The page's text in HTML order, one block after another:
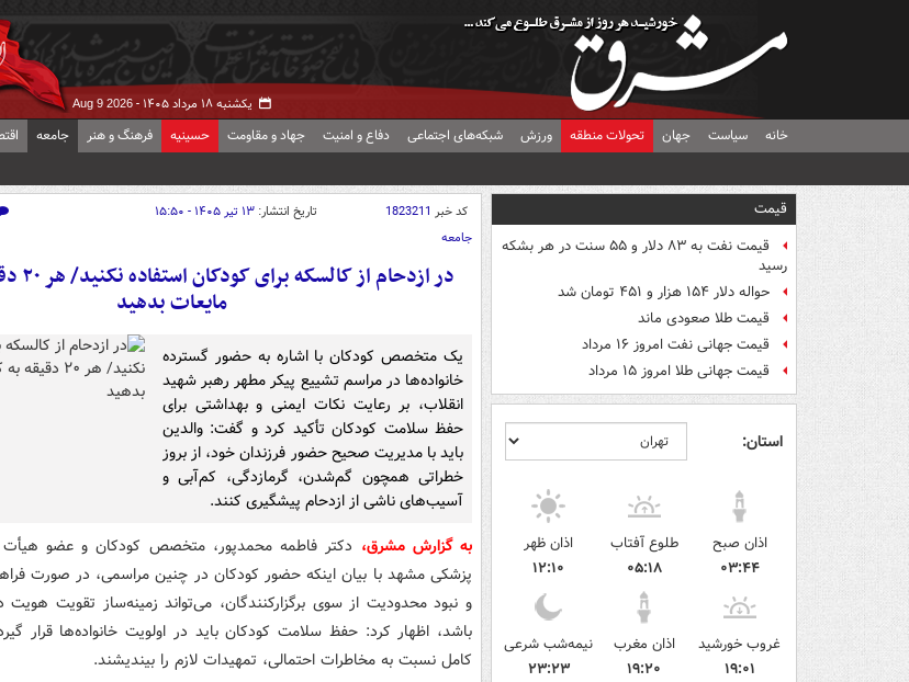
یکشنبه ۱۸ مرداد ۱۴۰۵ - Aug 9 2026
خانه سیاست جهان تحولات منطقه ورزش شبکه‌های اجتماعی دفاع و امنیت جهاد و مقاومت حسینیه فرهنگ و هنر جامعه
قیمت
قیمت نفت به ۸۳ دلار و ۵۵ سنت در هر بشکه
رسید
حواله دلار ۱۵۴ هزار و ۴۵۱ تومان شد
قیمت طلا صعودی ماند
قیمت جهانی نفت امروز ۱۶ مرداد
قیمت جهانی طلا امروز ۱۵ مرداد
استان:
اذان صبح
۰۳:۴۴
طلوع آفتاب
۰۵:۱۸
اذان ظهر
۱۲:۱۰
غروب خورشید
۱۹:۰۱
اذان مغرب
۱۹:۲۰
نیمه‌شب شرعی
۲۳:۲۳
کد خبر 1823211 تاریخ انتشار: ۱۳ تیر ۱۴۰۵ - ۱۵:۵۰
جامعه
در
مایعات بدهید
یک متخصص کودکان با اشاره به حضور گسترده
خانواده‌ها در مراسم تشییع پیکر مطهر رهبر شهید
انقلاب، بر رعایت نکات ایمنی و بهداشتی برای
حفظ سلامت کودکان تأکید کرد و گفت: والدین
باید با مدیریت صحیح حضور فرزندان خود، از بروز
خطراتی همچون گم‌شدن، گرمازدگی، کم‌آبی و
آسیب‌های ناشی از ازدحام پیشگیری کنند.
به گزارش مشرق، دکتر فاطمه محمدپور، متخصص کودکان و عضو هیأت
پزشکی مشهد با بیان اینکه حضور کودکان در چنین مراسمی، در صورت
و نبود محدودیت از سوی برگزارکنندگان، می‌تواند زمینه‌ساز تقویت هویت
باشد، اظهار کرد: حفظ سلامت کودکان باید در اولویت خانواده‌ها قرار
کامل نسبت به مخاطرات احتمالی، تمهیدات لازم را بیندیشند.